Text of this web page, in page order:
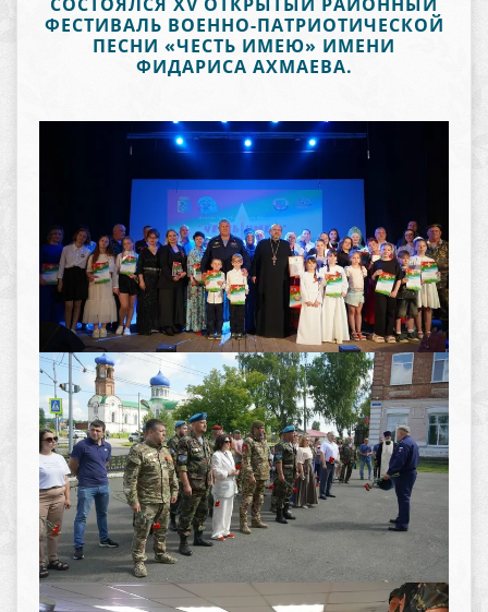
ФЕСТИВАЛЬ ВОЕННО-ПАТРИОТИЧЕСКОЙ
ПЕСНИ «ЧЕСТЬ ИМЕЮ» ИМЕНИ
ФИДАРИСА АХМАЕВА.